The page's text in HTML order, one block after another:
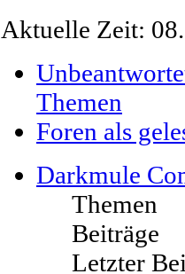
Aktuelle Zeit:
Themen
Foren als
Darkmule
Themen
Beiträge
Letzter